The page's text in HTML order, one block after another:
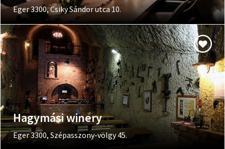
Eger 3300, Csiky Sándor utca 10.
Hagymási winery
Eger 3300, Szépasszony-völgy 45.